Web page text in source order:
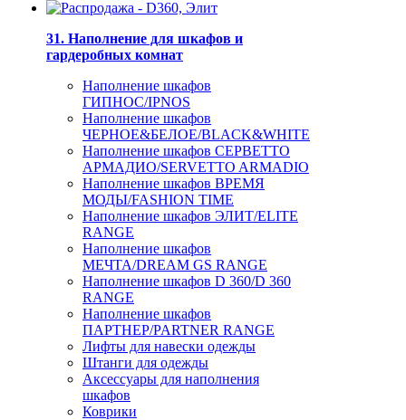
31. Наполнение для шкафов и
гардеробных комнат
Наполнение шкафов
ГИПНОС/IPNOS
Наполнение шкафов
ЧЕРНОЕ&БЕЛОЕ/BLACK&WHITE
Наполнение шкафов СЕРВЕТТО
АРМАДИО/SERVETTO ARMADIO
Наполнение шкафов ВРЕМЯ
МОДЫ/FASHION TIME
Наполнение шкафов ЭЛИТ/ELITE
RANGE
Наполнение шкафов
МЕЧТА/DREAM GS RANGE
Наполнение шкафов D 360/D 360
RANGE
Наполнение шкафов
ПАРТНЕР/PARTNER RANGE
Лифты для навески одежды
Штанги для одежды
Аксессуары для наполнения
шкафов
Коврики